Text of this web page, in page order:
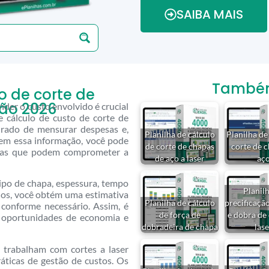
SAIBA MAIS
de corte de
2026
o custo envolvido é crucial
cálculo de custo de corte de
de mensurar despesas e,
essa informação, você pode
que podem comprometer a
de chapa, espessura, tempo
você obtém uma estimativa
necessário. Assim, é
de economia e
com cortes a laser
de gestão de custos. Os
Planilha de cálculo
de corte de chapas
de aço a laser
Planilha
corte de
Planilha de cálculo
de força de
dobradeira de chapa
e dobra de